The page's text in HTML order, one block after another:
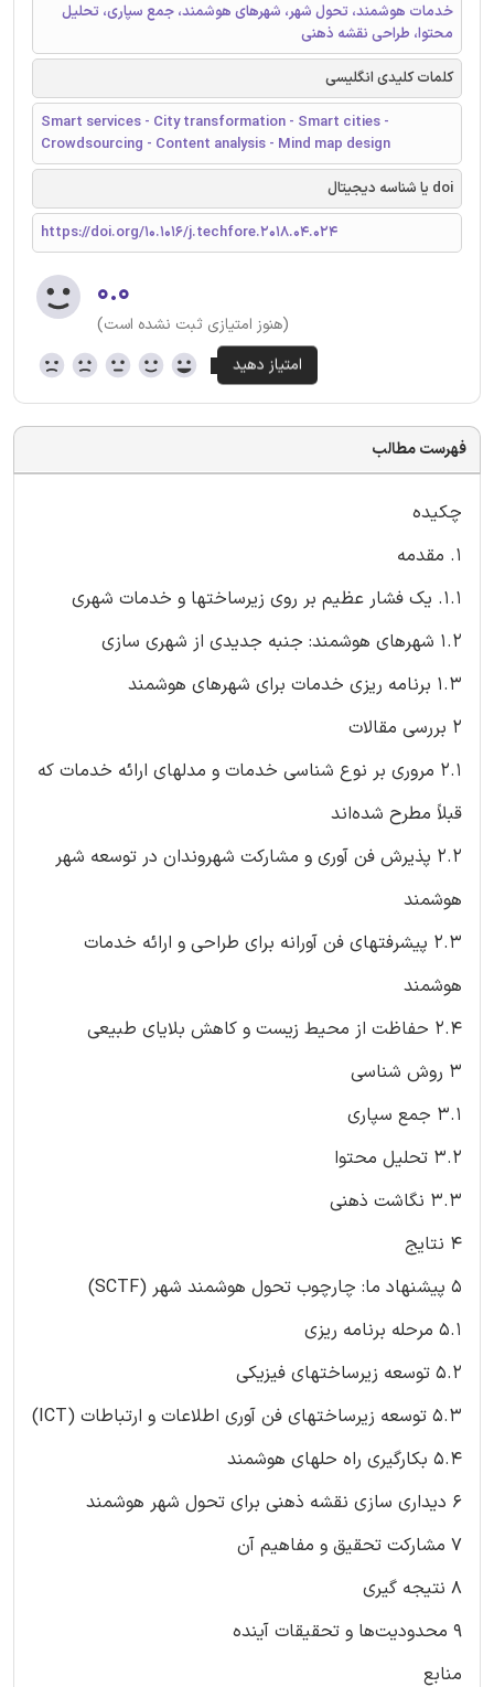
خدمات هوشمند، تحول شهر، شهرهای هوشمند، جمع سپاری، تحلیل
محتوا، طراحی نقشه ذهنی
کلمات کلیدی انگلیسی
Smart services - City transformation - Smart cities -
Crowdsourcing - Content analysis - Mind map design
doi یا شناسه دیجیتال
https://doi.org/10.1016/j.techfore.2018.04.024
۰.۰
(هنوز امتیازی ثبت نشده است)
فهرست مطالب
چکیده
1. مقدمه
1.1. یک فشار عظیم بر روی زیرساختها و خدمات شهری
1.2 شهرهای هوشمند: جنبه جدیدی از شهری سازی
1.3 برنامه ریزی خدمات برای شهرهای هوشمند
2 بررسی مقالات
2.1 مروری بر نوع شناسی خدمات و مدلهای ارائه خدمات که
قبلاً مطرح شده‌اند
2.2 پذیرش فن آوری و مشارکت شهروندان در توسعه شهر
هوشمند
2.3 پیشرفتهای فن آورانه برای طراحی و ارائه خدمات
هوشمند
2.4 حفاظت از محیط زیست و کاهش بلایای طبیعی
3 روش شناسی
3.1 جمع سپاری
3.2 تحلیل محتوا
3.3 نگاشت ذهنی
4 نتایج
5 پیشنهاد ما: چارچوب تحول هوشمند شهر (SCTF)
5.1 مرحله برنامه ریزی
5.2 توسعه زیرساختهای فیزیکی
5.3 توسعه زیرساختهای فن آوری اطلاعات و ارتباطات (ICT)
5.4 بکارگیری راه حلهای هوشمند
6 دیداری سازی نقشه ذهنی برای تحول شهر هوشمند
7 مشارکت تحقیق و مفاهیم آن
8 نتیجه گیری
9 محدودیت‌ها و تحقیقات آینده
منابع